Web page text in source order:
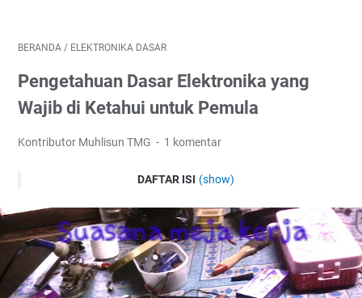
BERANDA / ELEKTRONIKA DASAR
Pengetahuan Dasar Elektronika yang
Wajib di Ketahui untuk Pemula
Kontributor Muhlisun TMG 1 komentar
DAFTAR ISI (show)
2. Memahami komponen dasar
3. Memahami simbol-simbol komponen
4. Memahami gambar skema rangkaian